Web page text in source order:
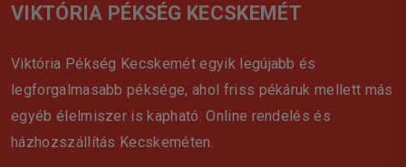
VIKTÓRIA PÉKSÉG KECSKEMÉT
Viktória Pékség Kecskemét egyik legújabb és
legforgalmasabb péksége, ahol friss pékáruk mellett más
egyéb élelmiszer is kapható. Online rendelés és
házhozszállítás Kecskeméten.